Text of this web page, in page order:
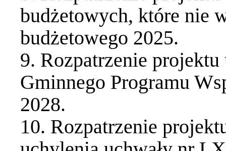
budżetowych, które nie
budżetowego 2025.
9. Rozpatrzenie
Gminnego Programu
2028.
10. Rozpatrzenie